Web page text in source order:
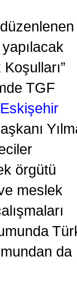
TGF
Eskişehir
örgütü
meslek
da